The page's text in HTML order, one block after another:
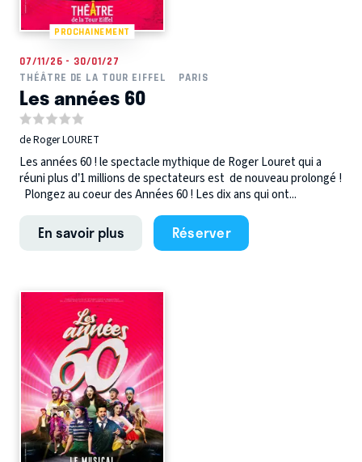
PROCHAINEMENT
07/11/26 - 30/01/27
THÉÂTRE DE LA TOUR EIFFEL
PARIS
Les années 60
de Roger LOURET
Les années 60 ! le spectacle mythique de Roger Louret qui a
réuni plus d’1 millions de spectateurs est de nouveau prolongé !
Plongez au coeur des Années 60 ! Les dix ans qui ont...
En savoir plus Réserver